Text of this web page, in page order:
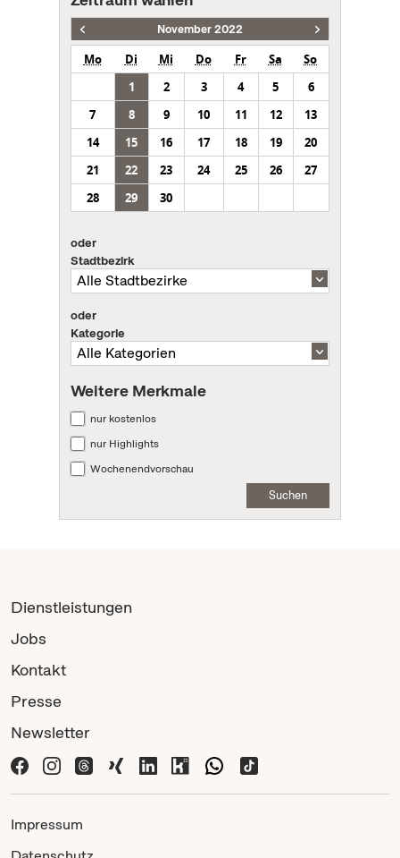
November 2022
Mo Di Mi Do Fr Sa
So
1
2 3 4 5
6
7
8 9 10 11 12
13
14
15 16 17 18 19
20
21
22 23 24 25 26
27
28
29 30
oder
Stadtbezirk
oder
Kategorie
Weitere Merkmale
nur kostenlos
nur Highlights
Wochenendvorschau
Suchen
Dienstleistungen
Jobs
Kontakt
Presse
Newsletter
Impressum